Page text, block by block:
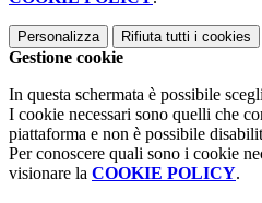
Personalizza Rifiuta tutti i cookies
Gestione cookie
In questa schermata è possibile
I cookie necessari sono quelli che
piattaforma e non è possibile
Per conoscere quali sono i cookie
visionare la COOKIE POLICY.